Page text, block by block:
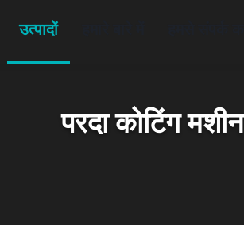
उत्पादों
परदा कोटिंग मशीन